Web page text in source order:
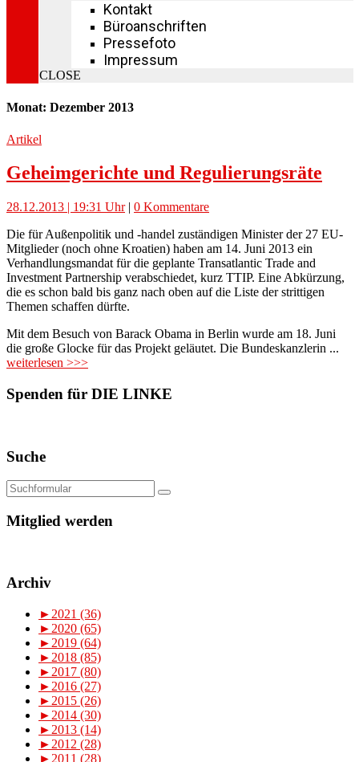
Kontakt
Büroanschriften
Pressefoto
Impressum
CLOSE
Monat: Dezember 2013
Artikel
Geheimgerichte und Regulierungsräte
28.12.2013 | 19:31 Uhr| 0 Kommentare
Die für Außenpolitik und -handel zuständigen Minister der 27 EU-
Mitglieder (noch ohne Kroatien) haben am 14. Juni 2013 ein
Verhandlungsmandat für die geplante Transatlantic Trade and
Investment Partnership verabschiedet, kurz TTIP. Eine Abkürzung,
die es schon bald bis ganz nach oben auf die Liste der strittigen
Themen schaffen dürfte.
Mit dem Besuch von Barack Obama in Berlin wurde am 18. Juni
die große Glocke für das Projekt geläutet. Die Bundeskanzlerin ...
weiterlesen >>>
Spenden für DIE LINKE
Suche
Mitglied werden
Archiv
► 2021 (36)
► 2020 (65)
► 2019 (64)
► 2018 (85)
► 2017 (80)
► 2016 (27)
► 2015 (26)
► 2014 (30)
► 2013 (14)
► 2012 (28)
► 2011 (28)